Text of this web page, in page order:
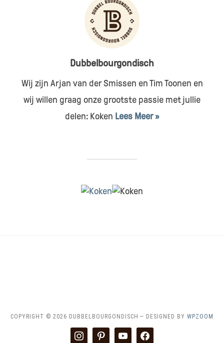
Dubbelbourgondisch
Wij zijn Arjan van der Smissen en Tim Toonen en
wij willen graag onze grootste passie met jullie
delen: Koken Lees Meer »
COPYRIGHT © 2026 DUBBELBOURGONDISCH — DESIGNED BY WPZOOM
instagram pinterest youtube facebook